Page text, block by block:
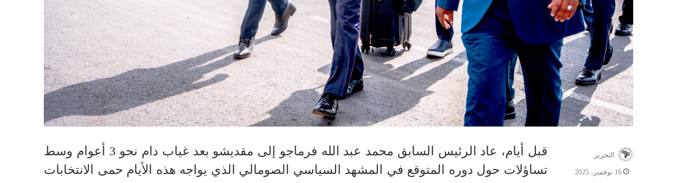
قبل أيام، عاد الرئيس السابق محمد عبد الله فرماجو إلى مقديشو بعد غياب دام نحو 3 أعوام وسط
تساؤلات حول دوره المتوقع في المشهد السياسي الصومالي الذي يواجه هذه الأيام حمى الانتخابات
التحرير
16 نوفمبر، 2025